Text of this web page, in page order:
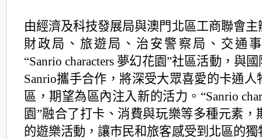
由經濟及科技發展局與澳門北區工商聯會
財政局、旅遊局、治安警察局、交通
“Sanrio characters 夢幻花園”社區活動，與
Sanrio攜手合作，將深受大眾喜愛的卡通人
區，期望為區內注入新的活力。“Sanrio
園”融合了打卡、消費與玩樂等多種元素，
的遊樂活動，讓市民和旅客感受到北區的獨